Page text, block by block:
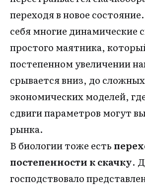
переходя в новое
себя многие динамические
простого маятника,
постепенном увеличении
срывается вниз, до сложных
экономических моделей,
сдвиги параметров могут
рынка.
В биологии тоже есть
постепенности к скачку.
господствовало